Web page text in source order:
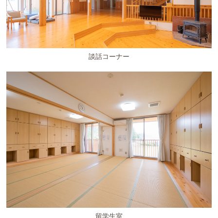
談話コーナー
留学生室